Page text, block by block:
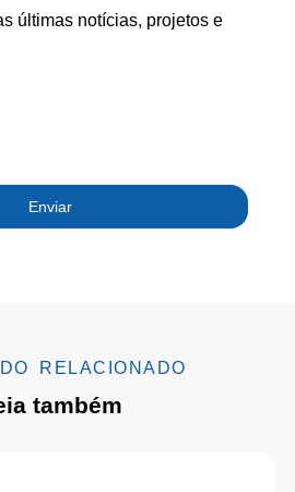
últimas notícias, projetos e
Enviar
RELACIONADO
também